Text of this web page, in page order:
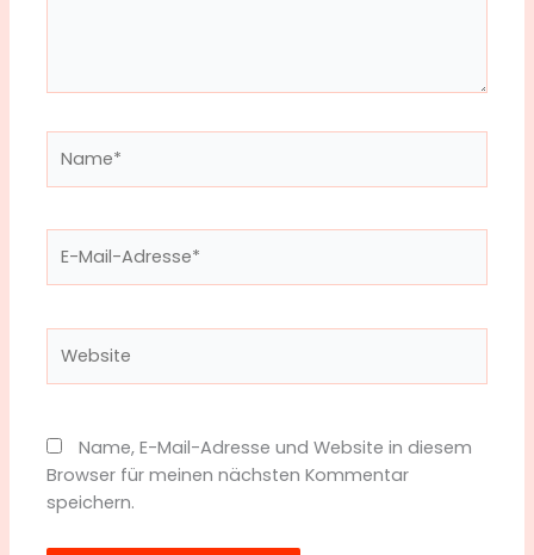
Mail-
Name, E-Mail-Adresse und Website in diesem
Browser für meinen nächsten Kommentar
speichern.